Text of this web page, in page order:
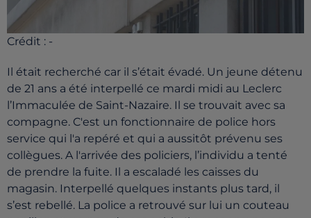
Crédit : -
Il était recherché car il s’était évadé. Un jeune détenu
de 21 ans a été interpellé ce mardi midi au Leclerc
l’Immaculée de Saint-Nazaire. Il se trouvait avec sa
compagne. C'est un fonctionnaire de police hors
service qui l'a repéré et qui a aussitôt prévenu ses
collègues. A l'arrivée des policiers, l’individu a tenté
de prendre la fuite. Il a escaladé les caisses du
magasin. Interpellé quelques instants plus tard, il
s’est rebellé. La police a retrouvé sur lui un couteau